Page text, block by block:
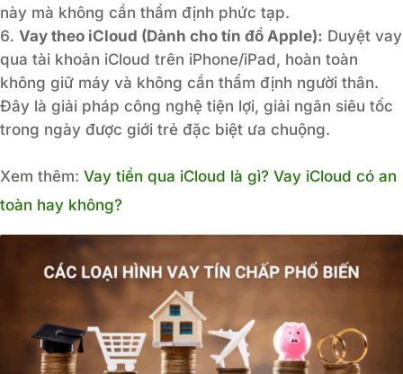
này mà không cần thẩm định phức tạp.
Vay theo iCloud (Dành cho tín đồ Apple): Duyệt vay
qua tài khoản iCloud trên iPhone/iPad, hoàn toàn
không giữ máy và không cần thẩm định người thân.
Đây là giải pháp công nghệ tiện lợi, giải ngân siêu tốc
trong ngày được giới trẻ đặc biệt ưa chuộng.
Xem thêm: Vay tiền qua iCloud là gì? Vay iCloud có an
toàn hay không?